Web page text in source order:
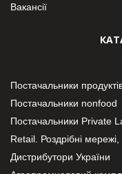
Вакансії
Постачальники
Постачальники nonfood
Постачальники Private
Retail. Роздрібні
Дистрибутори України